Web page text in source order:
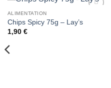
à la liste
ALIMENTATION
Chips Spicy 75g – Lay’s
1,90 €